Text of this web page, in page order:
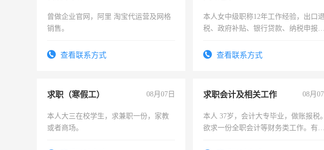
曾做企业官网，阿里 淘宝代运营及网格
销售。
查看联系方式
本人女中级职称12年工作经验，出口退
税、政府补贴、银行贷款、纳税申报、
务，财务咨询等业务。欲求兼职会计工
查看联系方式
求职（寒假工） 08月07日
本人大三在校学生，求兼职一份，家教
或者商场。
求职会计及相关工作 08月
本人 37岁，会计大专毕业，做账报税。
欲求一份全职会计等财务类工作。有会